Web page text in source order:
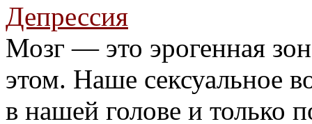
Депрессия
Мозг — это эрогенная
этом. Наше сексуальное
в нашей голове и только